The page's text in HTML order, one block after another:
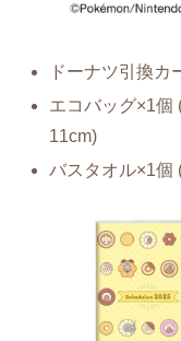
ドーナツ引換カ
エコバッグ×1個
11cm)
バスタオル×1個